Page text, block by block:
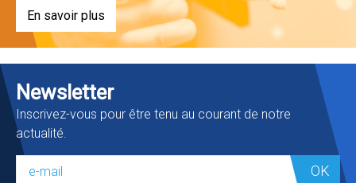
En savoir plus
Newsletter
Inscrivez-vous pour être tenu au courant de notre
actualité.
OK